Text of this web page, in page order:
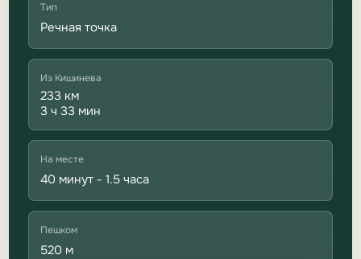
Тип
Речная точка
Из Кишинева
233 км
3 ч 33 мин
На месте
40 минут - 1.5 часа
Пешком
520 м